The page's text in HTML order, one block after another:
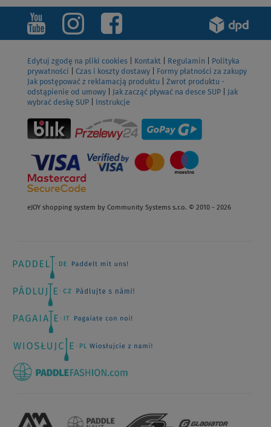
Edytuj zgodę na pliki cookies Kontakt Regulamin
Polityka
prywatności
Czas i koszty dostawy
Formy płatności za zakupy
Jak postępować z reklamacją produktu
Zwrot produktu -
odstąpienie od umowy
Jak zacząć pływać na desce SUP
Jak
wybrać deskę SUP
Instrukcje
eJOY shopping system by Community Systems s.r.o. © 2010 - 2026